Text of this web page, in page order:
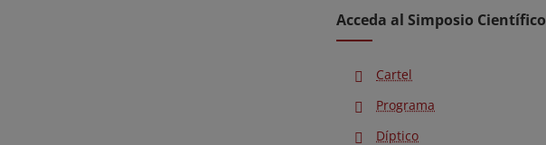
Acceda al Simposio Científico
Cartel
Programa
Díptico